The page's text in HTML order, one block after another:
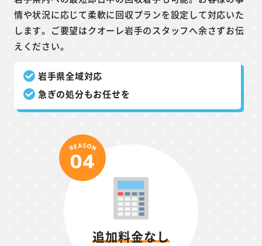
情や状況に応じて柔軟に回収プランを設定して対応いた
します。ご要望はクオーレ岩手のスタッフへ余さずお伝
えください。
岩手県全域対応
急ぎの処分もお任せを
追加料金なし